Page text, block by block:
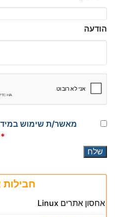
הודעה
מאשר/ת שימוש במידע
חבילות
אחסון אתרים Linux